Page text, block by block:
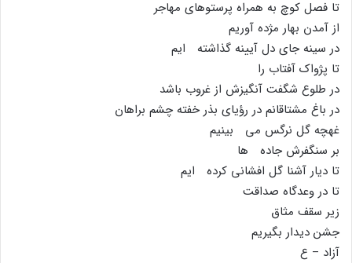
تا فصل کوچ به همراه پرستوهاى مهاجر
از آمدن بهار مژده آوریم
در سینه جاى دل آیینه گذاشته ایم
تا پژواک آفتاب را
در طلوع شگفت آنگیزش از غروب باشد
در باغ مشتاقانم در رؤیاى بذر خفته چشم براهان
غهچه گل نرگس مى بینیم
بر سنگفرش جاده ها
تا دیار آشنا گل افشانى کرده ایم
تا در وعدگاه صداقت
زیر سقف مثاق
جشن دیدار بگیریم
آزاد – ع